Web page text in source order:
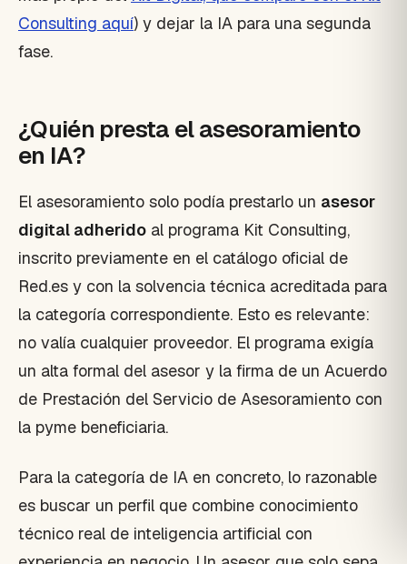
Consulting aquí) y dejar la IA para una segunda
fase.
¿Quién presta el asesoramiento
en IA?
El asesoramiento solo podía prestarlo un asesor
digital adherido al programa Kit Consulting,
inscrito previamente en el catálogo oficial de
Red.es y con la solvencia técnica acreditada para
la categoría correspondiente. Esto es relevante:
no valía cualquier proveedor. El programa exigía
un alta formal del asesor y la firma de un Acuerdo
de Prestación del Servicio de Asesoramiento con
la pyme beneficiaria.
Para la categoría de IA en concreto, lo razonable
es buscar un perfil que combine conocimiento
técnico real de inteligencia artificial con